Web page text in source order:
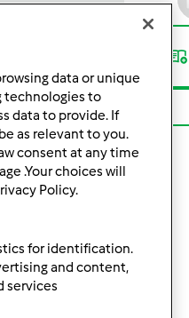
data or unique
technologies to
data to provide. If
as relevant to you.
consent at any time
.Your choices will
Policy.
for identification.
and content,
services